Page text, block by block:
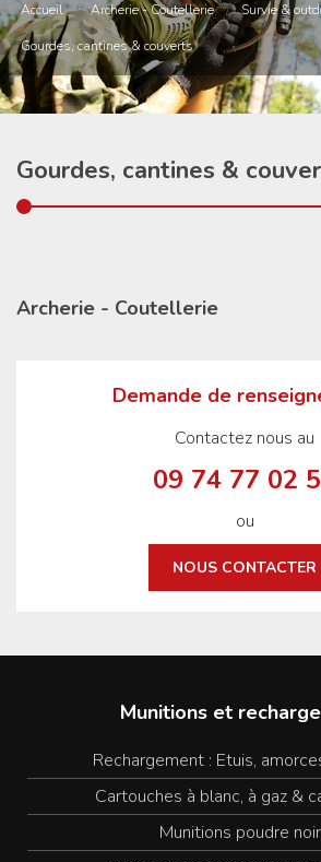
Accueil / Archerie - Coutellerie / Survie &
Gourdes, cantines & couverts
Gourdes, cantines &
Archerie - Coutellerie
Demande de
Contactez nous au
09 74 77 02
ou
NOUS CONTACTER
Munitions et
Rechargement : Etuis,
Cartouches à blanc, à gaz &
Munitions poudre